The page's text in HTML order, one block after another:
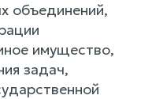
объединений,
имущество,
задач,